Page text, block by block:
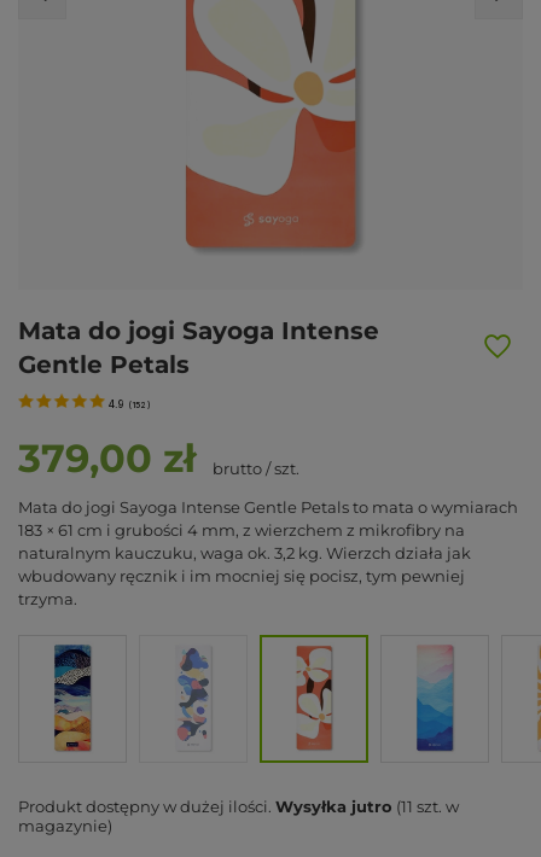
Mata do jogi Sayoga Intense
Gentle Petals
4.9 (152 )
379,00 zł brutto/szt.
Mata do jogi Sayoga Intense Gentle Petals to mata o wymiarach
183 × 61 cm i grubości 4 mm, z wierzchem z mikrofibry na
naturalnym kauczuku, waga ok. 3,2 kg. Wierzch działa jak
wbudowany ręcznik i im mocniej się pocisz, tym pewniej
trzyma.
Produkt dostępny w dużej ilości Wysyłka jutro (11 szt. w
magazynie)